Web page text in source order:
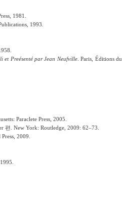
1981.
1993.
et Preésenté par Jean Neufville. Paris, Éditions du
Paraclete Press, 2005.
편
. New York: Routledge, 2009: 62–73.
2009.